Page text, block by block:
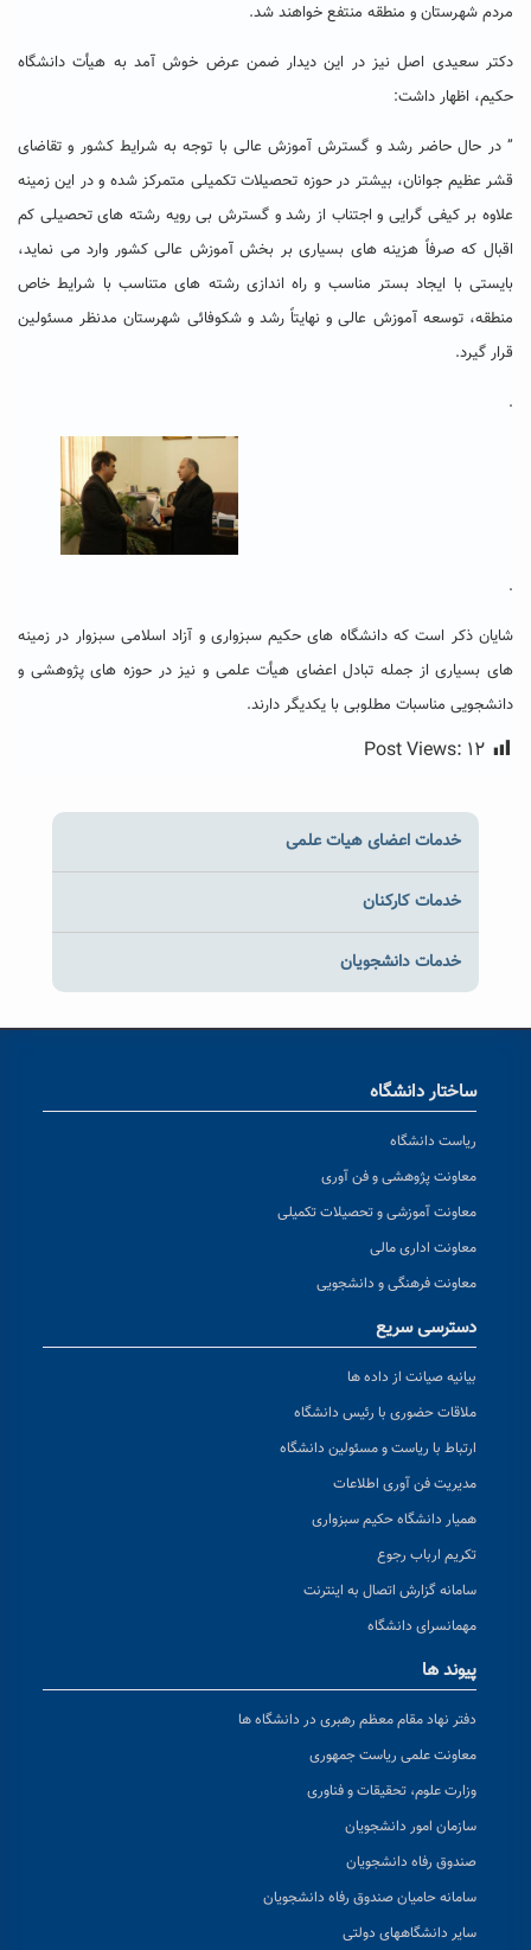
مردم شهرستان و منطقه منتفع خواهند شد.
دکتر سعیدی اصل نیز در این دیدار ضمن عرض خوش آمد به هیأت دانشگاه
حکیم، اظهار داشت:
” در حال حاضر رشد و گسترش آموزش عالی با توجه به شرایط کشور و تقاضای
قشر عظیم جوانان، بیشتر در حوزه تحصیلات تکمیلی متمرکز شده و در این زمینه
علاوه بر کیفی گرایی و اجتناب از رشد و گسترش بی رویه رشته های تحصیلی کم
اقبال که صرفاً هزینه های بسیاری بر بخش آموزش عالی کشور وارد می نماید،
بایستی با ایجاد بستر مناسب و راه اندازی رشته های متناسب با شرایط خاص
منطقه، توسعه آموزش عالی و نهایتاً رشد و شکوفائی شهرستان مدنظر مسئولین
قرار گیرد.
.
.
شایان ذکر است که دانشگاه های حکیم سبزواری و آزاد اسلامی سبزوار در زمینه
های بسیاری از جمله تبادل اعضای هیأت علمی و نیز در حوزه های پژوهشی و
دانشجویی مناسبات مطلوبی با یکدیگر دارند.
Post Views: ۱۲
خدمات اعضای هیات علمی
خدمات کارکنان
خدمات دانشجویان
ساختار دانشگاه
ریاست دانشگاه
معاونت پژوهشی و فن آوری
معاونت آموزشی و تحصیلات تکمیلی
معاونت اداری مالی
معاونت فرهنگی و دانشجویی
دسترسی سریع
بیانیه صیانت از داده ها
ملاقات حضوری با رئیس دانشگاه
ارتباط با ریاست و مسئولین دانشگاه
مدیریت فن آوری اطلاعات
همیار دانشگاه حکیم سبزواری
تکریم ارباب رجوع
سامانه گزارش اتصال به اینترنت
مهمانسرای دانشگاه
پیوند ها
دفتر نهاد مقام معظم رهبری در دانشگاه ها
معاونت علمی ریاست جمهوری
وزارت علوم، تحقیقات و فناوری
سازمان امور دانشجویان
صندوق رفاه دانشجویان
سامانه حامیان صندوق رفاه دانشجویان
سایر دانشگاههای دولتی